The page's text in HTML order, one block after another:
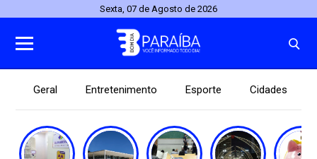
Sexta, 07 de Agosto de 2026
Geral Entretenimento Esporte Cidades